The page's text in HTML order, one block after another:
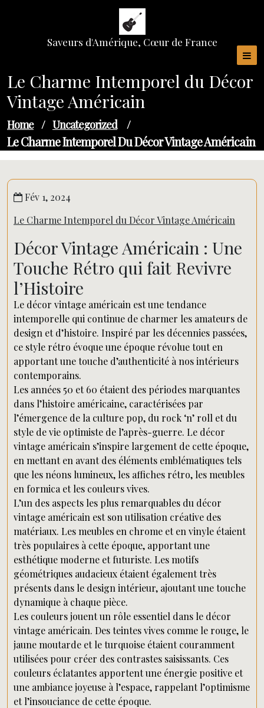
Saveurs d'Amérique, Cœur de France
Le Charme Intemporel du Décor
Vintage Américain
Home / Uncategorized /
Le Charme Intemporel Du Décor Vintage Américain
Fév 1, 2024
Le Charme Intemporel du Décor Vintage Américain
Décor Vintage Américain : Une
Touche Rétro qui fait Revivre
l’Histoire
Le décor vintage américain est une tendance
intemporelle qui continue de charmer les amateurs de
design et d’histoire. Inspiré par les décennies passées,
ce style rétro évoque une époque révolue tout en
apportant une touche d’authenticité à nos intérieurs
contemporains.
Les années 50 et 60 étaient des périodes marquantes
dans l’histoire américaine, caractérisées par
l’émergence de la culture pop, du rock ‘n’ roll et du
style de vie optimiste de l’après-guerre. Le décor
vintage américain s’inspire largement de cette époque,
en mettant en avant des éléments emblématiques tels
que les néons lumineux, les affiches rétro, les meubles
en formica et les couleurs vives.
L’un des aspects les plus remarquables du décor
vintage américain est son utilisation créative des
matériaux. Les meubles en chrome et en vinyle étaient
très populaires à cette époque, apportant une
esthétique moderne et futuriste. Les motifs
géométriques audacieux étaient également très
présents dans le design intérieur, ajoutant une touche
dynamique à chaque pièce.
Les couleurs jouent un rôle essentiel dans le décor
vintage américain. Des teintes vives comme le rouge, le
jaune moutarde et le turquoise étaient couramment
utilisées pour créer des contrastes saisissants. Ces
couleurs éclatantes apportent une énergie positive et
une ambiance joyeuse à l’espace, rappelant l’optimisme
et l’insouciance de cette époque.